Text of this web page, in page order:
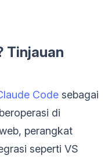
Tinjauan
Code sebagai
di
perangkat
seperti VS